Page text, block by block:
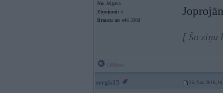
No: Jelgava
Ziņojumi: 4
Braucu ar: e46 330d
[ Šo ziņu
sergis15 25. Nov 2016,